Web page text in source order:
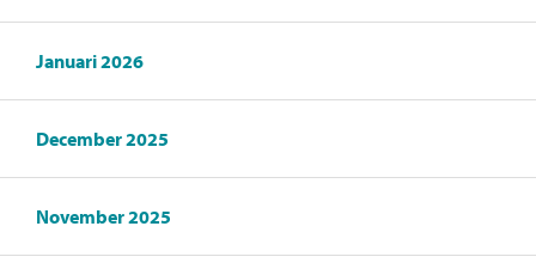
Januari 2026
December 2025
November 2025